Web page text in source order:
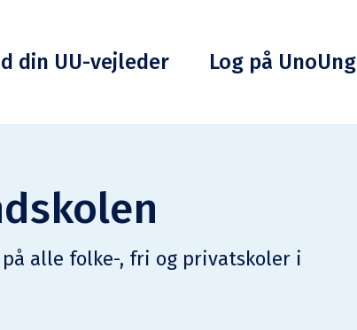
din UU-vejleder Log på UnoUng
alle folke-, fri og privatskoler i